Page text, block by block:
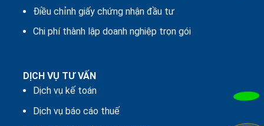
Điều chỉnh giấy chứng nhận đầu tư
Chi phí thành lập doanh nghiệp trọn gói
DỊCH VỤ TƯ VẤN
Dịch vụ kế toán
Dịch vụ báo cáo thuế